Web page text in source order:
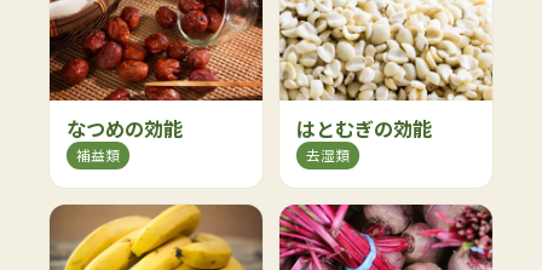
なつめの効能
補益類
はとむぎの効能
去湿類